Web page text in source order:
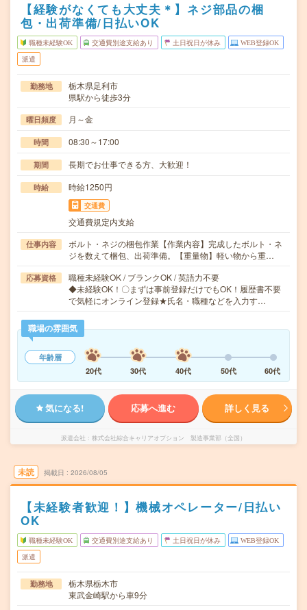
【経験がなくても大丈夫＊】ネジ部品の梱
包・出荷準備/日払いOK
職種未経験OK 交通費別途支給あり 土日祝日が休み WEB登録OK
派遣
勤務地
栃木県足利市
県駅から徒歩3分
曜日頻度 月～金
時間 08:30～17:00
期間 長期でお仕事できる方、大歓迎！
時給 時給1250円
交通費
交通費規定内支給
仕事内容
ボルト・ネジの梱包作業【作業内容】完成したボルト・ネ
ジを数えて梱包、出荷準備。【重量物】軽い物から重…
応募資格
職種未経験OK / ブランクOK / 英語力不要
◆未経験OK！〇まずは事前登録だけでもOK！履歴書不要
で気軽にオンライン登録★氏名・職種などを入力す…
職場の雰囲気
年齢層
20代
30代 40代 50代 60代
気になる! 応募へ進む 詳しく見る
派遣会社 株式会社綜合キャリアオプション 製造事業部（全国）
未読 掲載日 2026/08/05
【未経験者歓迎！】機械オペレーター/日払い
OK
職種未経験OK 交通費別途支給あり 土日祝日が休み WEB登録OK
派遣
勤務地
栃木県栃木市
東武金崎駅から車9分